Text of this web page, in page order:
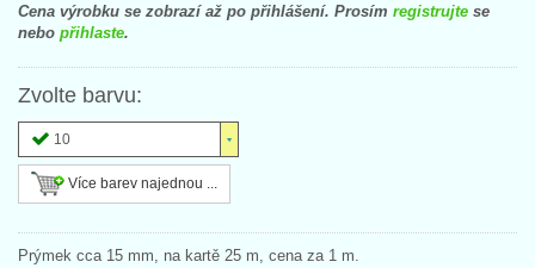
Cena výrobku se zobrazí až po přihlášení. Prosím registrujte se
nebo přihlaste.
Zvolte barvu:
10
Více barev najednou ...
Prýmek cca 15 mm, na kartě 25 m, cena za 1 m.